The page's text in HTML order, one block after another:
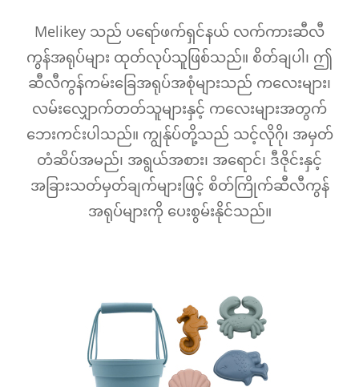
Melikey သည် ပရော်ဖက်ရှင်နယ် လက်ကားဆီလီ
ကွန်အရုပ်များ ထုတ်လုပ်သူဖြစ်သည်။ စိတ်ချပါ၊ ဤ
ဆီလီကွန်ကမ်းခြေအရုပ်အစုံများသည် ကလေးများ၊
လမ်းလျှောက်တတ်သူများနှင့် ကလေးများအတွက်
ဘေးကင်းပါသည်။ ကျွန်ုပ်တို့သည် သင့်လိုဂို၊ အမှတ်
တံဆိပ်အမည်၊ အရွယ်အစား၊ အရောင်၊ ဒီဇိုင်းနှင့်
အခြားသတ်မှတ်ချက်များဖြင့် စိတ်ကြိုက်ဆီလီကွန်
အရုပ်များကို ပေးစွမ်းနိုင်သည်။